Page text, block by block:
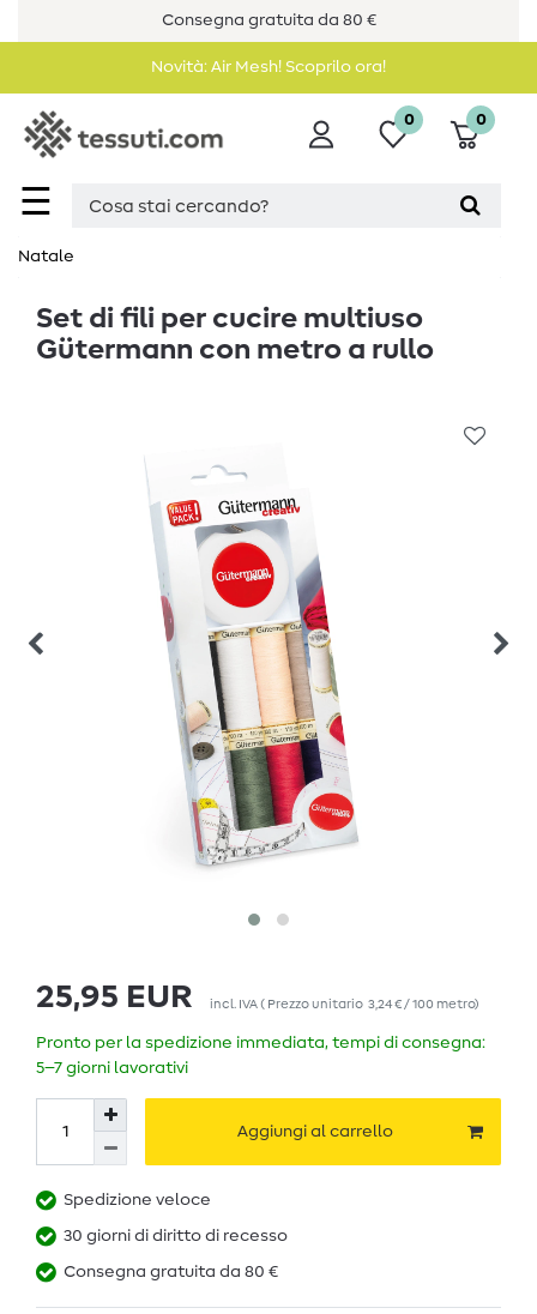
Consegna gratuita da 80 €
Novità: Air Mesh! Scoprilo ora!
☰
0 0
Natale
Set di fili per cucire multiuso
Gütermann con metro a rullo
25,95 EUR incl. IVA( Prezzo unitario 3,24 € / 100 metro)
Pronto per la spedizione immediata, tempi di consegna:
5–7 giorni lavorativi
Aggiungi al carrello
Spedizione veloce
30 giorni di diritto di recesso
Consegna gratuita da 80 €